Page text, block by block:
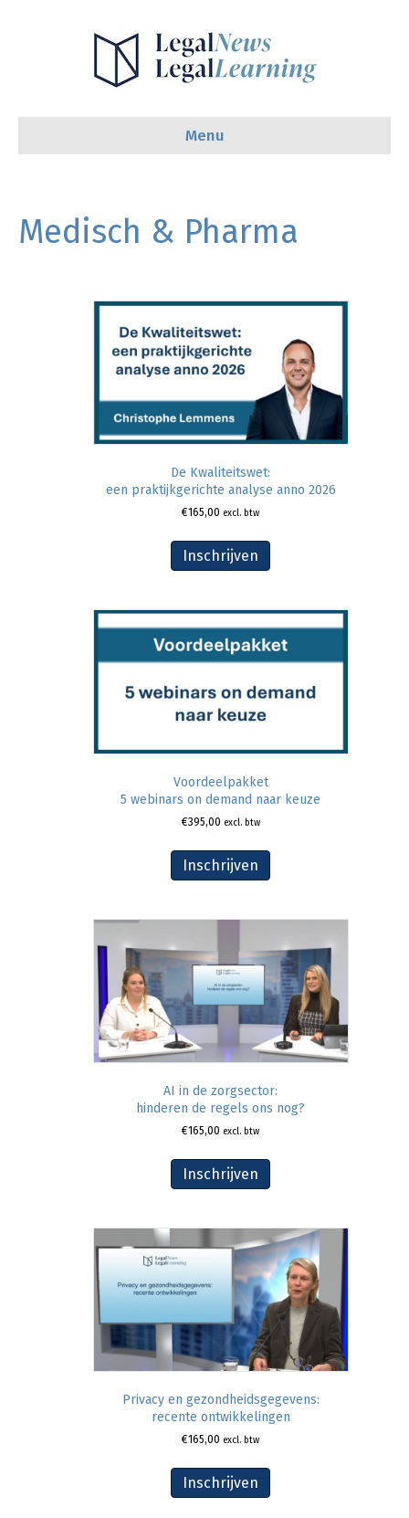
Menu
Medisch & Pharma
De Kwaliteitswet:
een praktijkgerichte analyse anno 2026
€165,00 excl. btw
Inschrijven
Voordeelpakket
5 webinars on demand naar keuze
€395,00 excl. btw
Inschrijven
AI in de zorgsector:
hinderen de regels ons nog?
€165,00 excl. btw
Inschrijven
Privacy en gezondheidsgegevens:
recente ontwikkelingen
€165,00 excl. btw
Inschrijven